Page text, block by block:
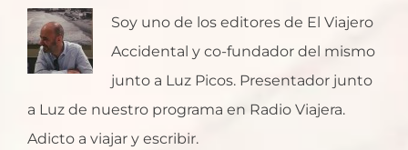
Soy uno de los editores de El Viajero
Accidental y co-fundador del mismo
junto a Luz Picos. Presentador junto
a Luz de nuestro programa en Radio Viajera.
Adicto a viajar y escribir.